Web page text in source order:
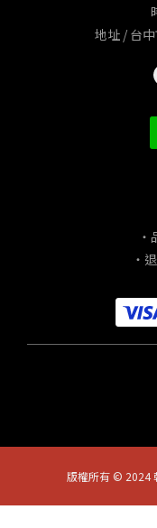
地址 / 台
・
版權所有 © 2024